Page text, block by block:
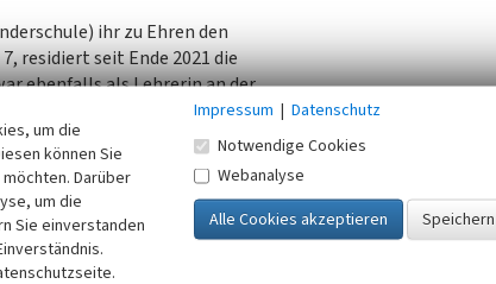
ihr zu Ehren den
residiert seit Ende 2021 die
ebenfalls als Lehrerin an der
sie bekam für ihren Mut, das
Soldiner Straße inKöln-
Entwicklung seit November
Lehrerin benannt. Unmittelbar
ist, die bei dem
um die
können Sie
Darüber
um die
Sie einverstanden
Impressum | Datenschutz
Notwendige Cookies
Webanalyse